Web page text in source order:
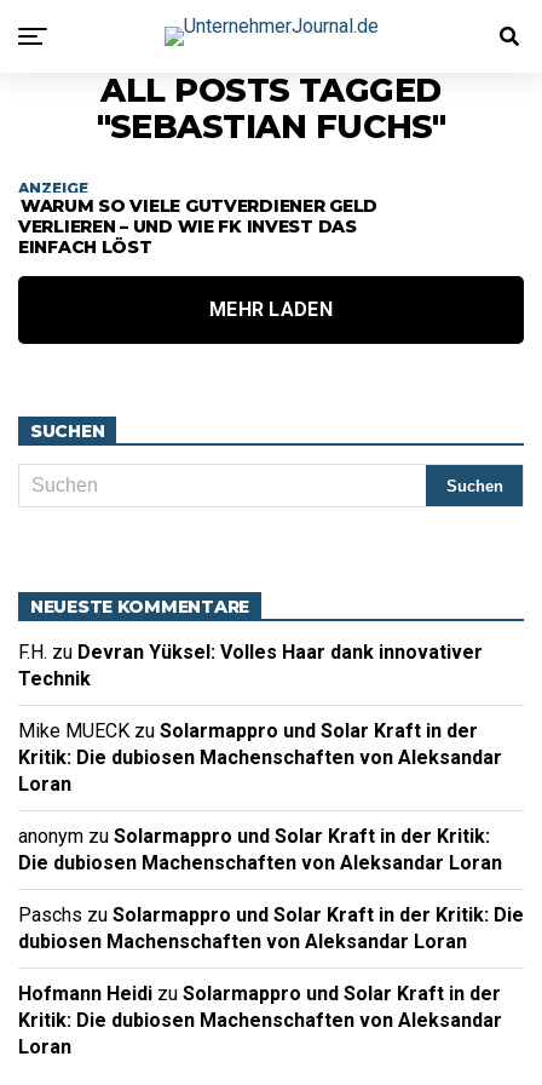
ALL POSTS TAGGED
"SEBASTIAN FUCHS"
ANZEIGE
WARUM SO VIELE GUTVERDIENER GELD
VERLIEREN – UND WIE FK INVEST DAS
EINFACH LÖST
MEHR LADEN
SUCHEN
NEUESTE KOMMENTARE
F.H. zu Devran Yüksel: Volles Haar dank innovativer
Technik
Mike MUECK zu Solarmappro und Solar Kraft in der
Kritik: Die dubiosen Machenschaften von Aleksandar
Loran
anonym zu Solarmappro und Solar Kraft in der Kritik:
Die dubiosen Machenschaften von Aleksandar Loran
Paschs zu Solarmappro und Solar Kraft in der Kritik: Die
dubiosen Machenschaften von Aleksandar Loran
Hofmann Heidi zu Solarmappro und Solar Kraft in der
Kritik: Die dubiosen Machenschaften von Aleksandar
Loran